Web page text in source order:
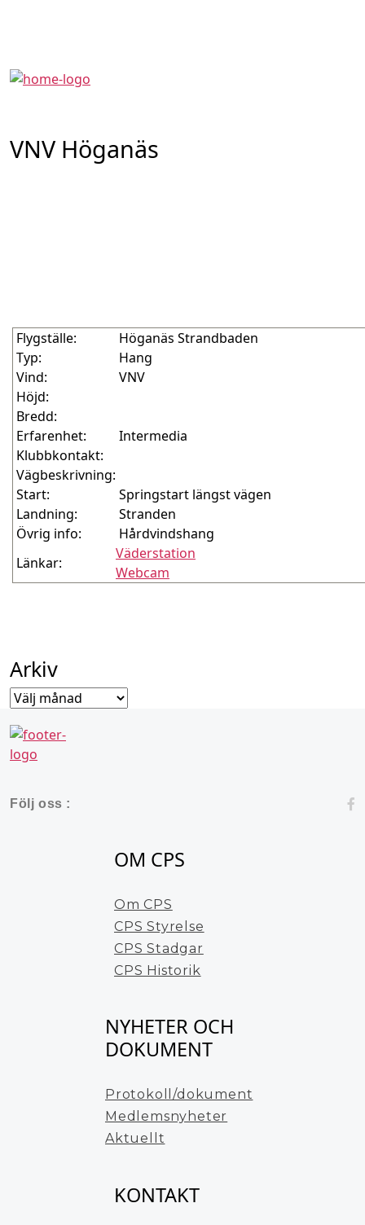
VNV Höganäs
Flygställe:
Höganäs Strandbaden
Typ:
Hang
Vind:
Höjd:
Bredd:
Erfarenhet:
Intermedia
Klubbkontakt:
Vägbeskrivning:
Start:
Springstart längst vägen
Landning:
Stranden
Övrig info:
Hårdvindshang
Länkar:
Väderstation
Webcam
Arkiv
Arkiv
Följ oss :
OM CPS
Om CPS
CPS Styrelse
CPS Stadgar
CPS Historik
NYHETER OCH
DOKUMENT
Protokoll/dokument
Medlemsnyheter
Aktuellt
KONTAKT